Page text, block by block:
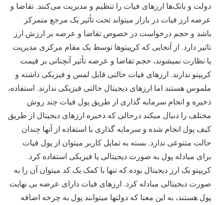
دولت و بانک‌ها ارزهای فیات را تنظیم و مدیریت می‌کنند. تقاضا و
عرضه ارز فیات در بازار میتواند تحت تأثیر یک مرجع متمرکز
باشد و حجم درخواست در خصوص تقاضا و عرضه بر ارزش ارز
تاثیر دارد. از آنجایی که کرپیتوها توسط یک مقام مرکزی مدیریت
یا نظارت نمیشوند، حجم تقاضا و عرضه تأثیر آنچنانی بر قیمت
کریپتو ندارند. ارزهای فیات حالتی قابل لمس و فیزیکی داشته و
ملموس هستند اما ارزهای دیجیتال حالتی فیزیکی ندارند. استفاده،
ذخیره و انجام سرمایه گذاری از طریق پول فیات چند روش
مختلف را دنبال میکند درحالی که ذخیره ارزهای دیجیتال از طریق
کیف پول انجام شده و سرمایه گذاری با استفاده از آنها چندان
حالت متنوعی ندارد. بسته به تمایل کاربر میتوان از پول فیات
برای مبادله پول به صورت دیجیتالی یا فیزیکی استفاده کرد.
کریپتو یک ارز دیجیتال بوده که تنها با کمک یک کد میتوان آن را به
صورت دیجیتالی مبادله کرد. ارزهای فیات دارای عرضه بی نهایت
پول هستند، به این معنا که دولتها میتوانند پول به چرخه اضافه